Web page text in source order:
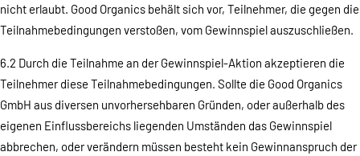
nicht erlaubt. Good Organics behält sich vor, Teilnehmer, die gegen die
Teilnahmebedingungen verstoßen, vom Gewinnspiel auszuschließen.
6.2 Durch die Teilnahme an der Gewinnspiel-Aktion akzeptieren die
Teilnehmer diese Teilnahmebedingungen. Sollte die Good Organics
GmbH aus diversen unvorhersehbaren Gründen, oder außerhalb des
eigenen Einflussbereichs liegenden Umständen das Gewinnspiel
abbrechen, oder verändern müssen besteht kein Gewinnanspruch der